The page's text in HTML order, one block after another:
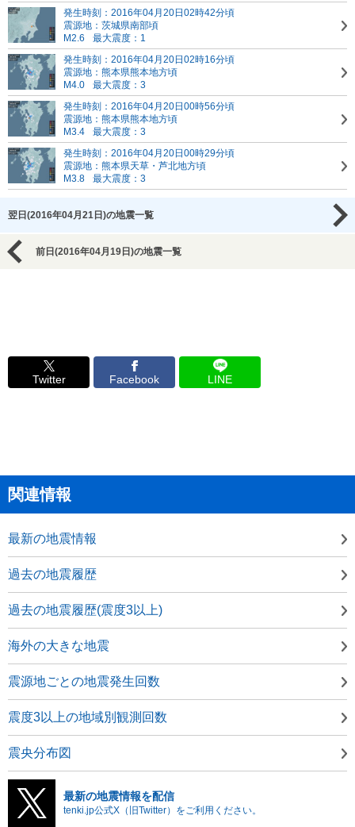
発生時刻：2016年04月20日02時42分頃
震源地：茨城県南部頃
M2.6
最大震度：1
発生時刻：2016年04月20日02時16分頃
震源地：熊本県熊本地方頃
M4.0
最大震度：3
発生時刻：2016年04月20日00時56分頃
震源地：熊本県熊本地方頃
M3.4
最大震度：3
発生時刻：2016年04月20日00時29分頃
震源地：熊本県天草・芦北地方頃
M3.8
最大震度：3
翌日(2016年04月21日)の地震一覧
前日(2016年04月19日)の地震一覧
Twitter Facebook LINE
関連情報
最新の地震情報
過去の地震履歴
過去の地震履歴(震度3以上)
海外の大きな地震
震源地ごとの地震発生回数
震度3以上の地域別観測回数
震央分布図
最新の地震情報を配信
tenki.jp公式X（旧Twitter）をご利用ください。